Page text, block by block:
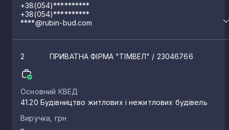
+38(054)**********
+38(054)**********
****@rubin-bud.com
2 ПРИВАТНА ФІРМА "ТІМВЕЛ" / 23046766
Основний КВЕД
41.20 Будівництво житлових і нежитлових будівель
Виручка, грн